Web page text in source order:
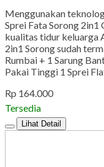
Menggunakan
Sprei Fata Sorong 2in1
kualitas tidur keluarga
2in1 Sorong sudah
Rumbai + 1 Sarung
Pakai Tinggi 1 Sprei
Rp 164.000
Tersedia
Lihat Detail